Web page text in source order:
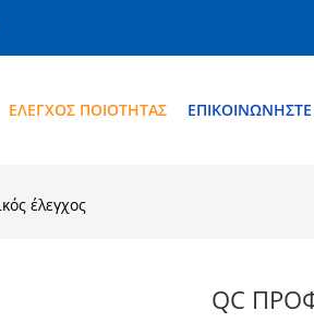
ΈΛΕΓΧΟΣ ΠΟΙΌΤΗΤΑΣ
έλεγχος
QC